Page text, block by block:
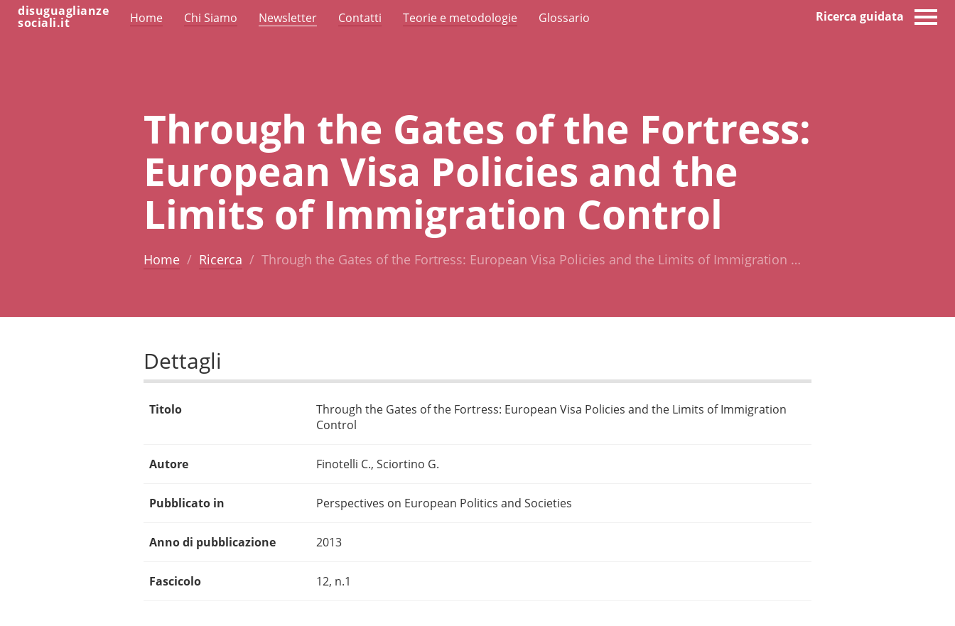
disuguaglianze
sociali.it Home Chi Siamo Newsletter Contatti Teorie e metodologie Glossario Ricerca guidata
Through the Gates of the Fortress:
European Visa Policies and the
Limits of Immigration Control
Home Ricerca Through the Gates of the Fortress: European Visa Policies and the Limits of Immigration …
Dettagli
Titolo
Through the Gates of the Fortress: European Visa Policies and the Limits of Immigration
Control
Autore Finotelli C., Sciortino G.
Pubblicato in Perspectives on European Politics and Societies
Anno di pubblicazione 2013
Fascicolo 12, n.1